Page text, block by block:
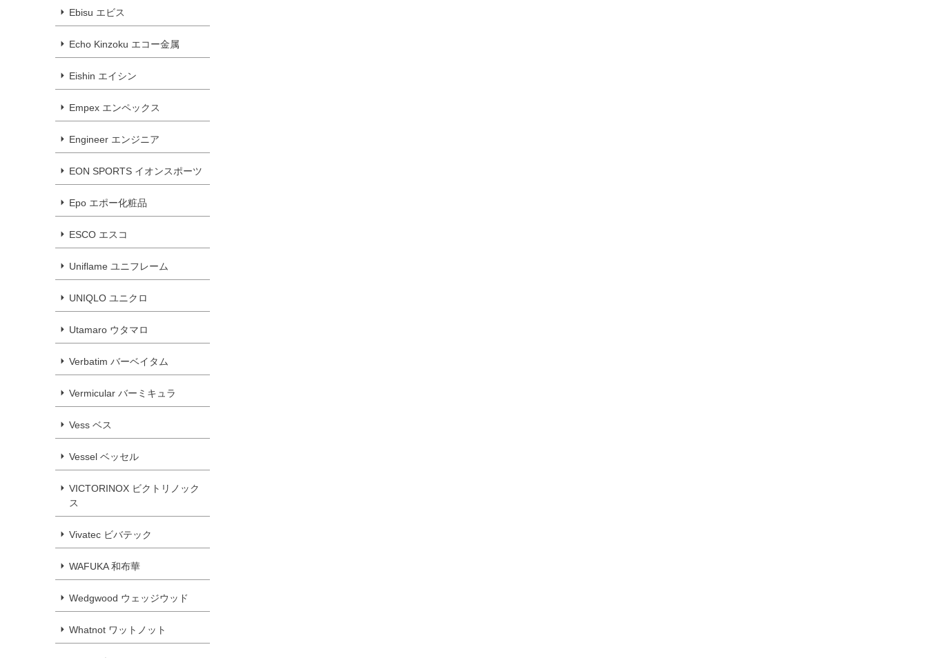
Ebisu エビス
Echo Kinzoku エコー金属
Eishin エイシン
Empex エンペックス
Engineer エンジニア
EON SPORTS イオンスポーツ
Epo エポー化粧品
ESCO エスコ
Uniflame ユニフレーム
UNIQLO ユニクロ
Utamaro ウタマロ
Verbatim バーベイタム
Vermicular バーミキュラ
Vess ベス
Vessel ベッセル
VICTORINOX ビクトリノック
ス
Vivatec ビバテック
WAFUKA 和布華
Wedgwood ウェッジウッド
Whatnot ワットノット